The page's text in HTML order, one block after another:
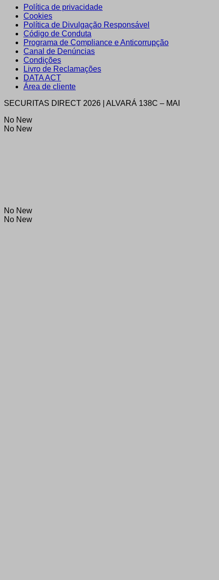
Política de privacidade
Cookies
Política de Divulgação Responsável
Código de Conduta
Programa de Compliance e Anticorrupção
Canal de Denúncias
Condições
Livro de Reclamações
DATA ACT
Área de cliente
SECURITAS DIRECT 2026 | ALVARÁ 138C – MAI
No New
No New
No New
No New